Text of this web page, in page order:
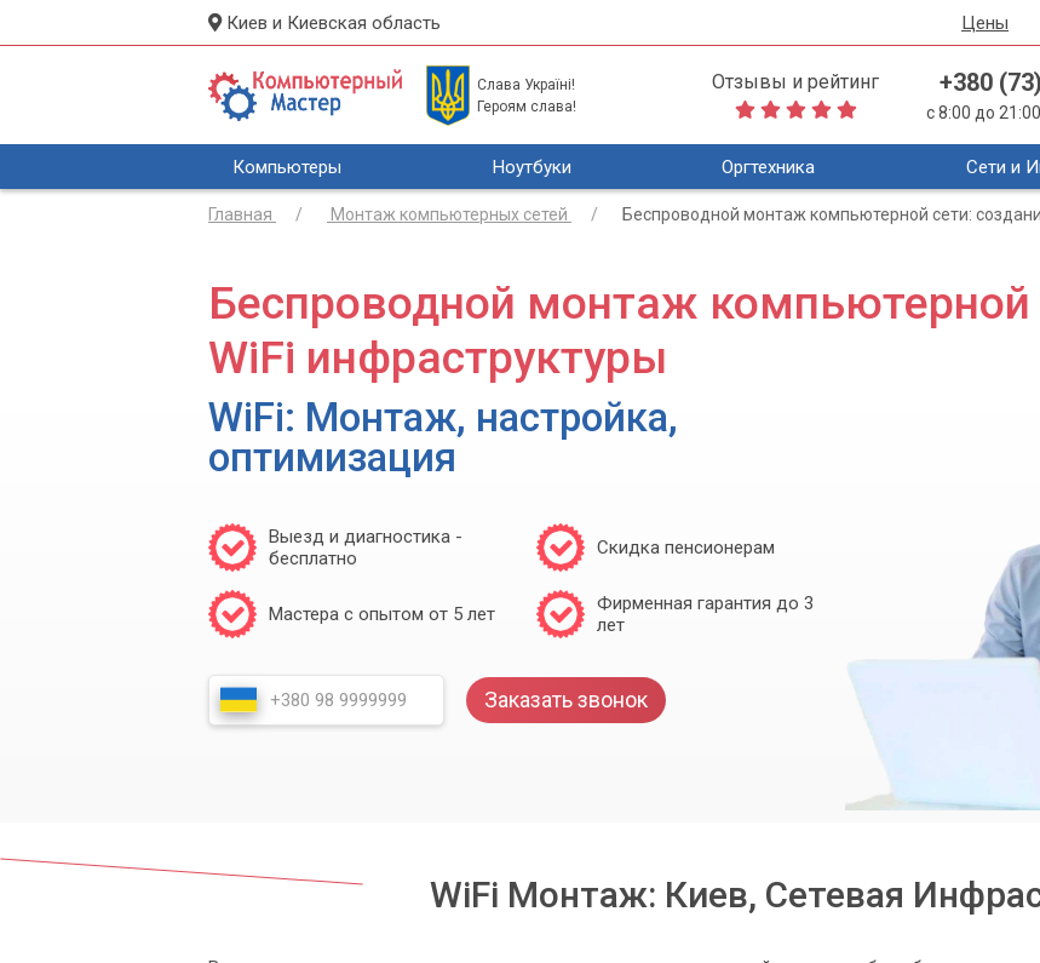
Киев и Киевская область Цены
Слава Україні!
Героям слава!
Отзывы и рейтинг +380
с 8:00 до
Компьютеры Ноутбуки Оргтехника Сети и
Главная Монтаж компьютерных сетей Беспроводной монтаж компьютерной сети:
Беспроводной монтаж компьютерной
WiFi инфраструктуры
WiFi: Монтаж, настройка,
оптимизация
Выезд и диагностика -
бесплатно
Скидка пенсионерам
Мастера с опытом от 5 лет
Фирменная гарантия до 3
лет
Заказать звонок
WiFi Монтаж: Киев, Сетевая